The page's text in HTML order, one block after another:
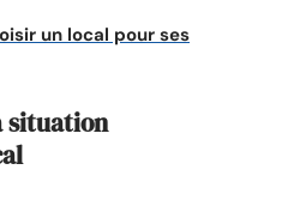
un local pour ses
situation